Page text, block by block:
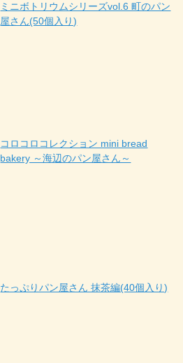
ミニボトリウムシリーズvol.6 町のパン
屋さん(50個入り)
コロコロコレクション mini bread
bakery ～海辺のパン屋さん～
たっぷりパン屋さん 抹茶編(40個入り)